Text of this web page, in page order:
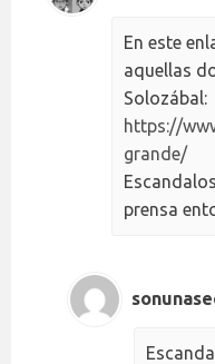
En este
aquellas
Solozábal:
https://
grande/
prensa